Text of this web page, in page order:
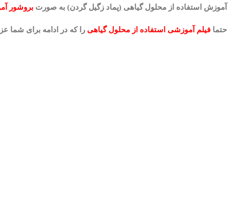
آموزش استفاده از محلول گیاهی (پماد زگیل گردن) به صورت بروشور
حتما فیلم آموزشی استفاده از محلول گیاهی را که در ادامه برای شما